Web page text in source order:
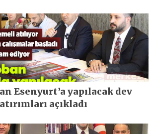
Esenyurt’a yapılacak dev
açıkladı